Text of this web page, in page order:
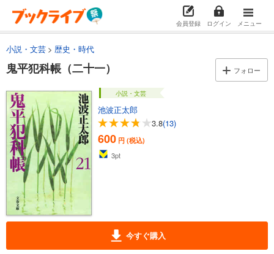
会員登録 ログイン メニュー
小説・文芸 歴史・時代
鬼平犯科帳（二十一） フォロー
小説・文芸
池波正太郎
3.8(13)
600 円 (税込)
3pt
今すぐ購入
カート
あらすじを表示する
鬼平犯科帳（十五）
652円 (税込)
あらすじを表示する
鬼平犯科帳（十六）
611
あらすじを表示する
鬼平犯科帳（十七）